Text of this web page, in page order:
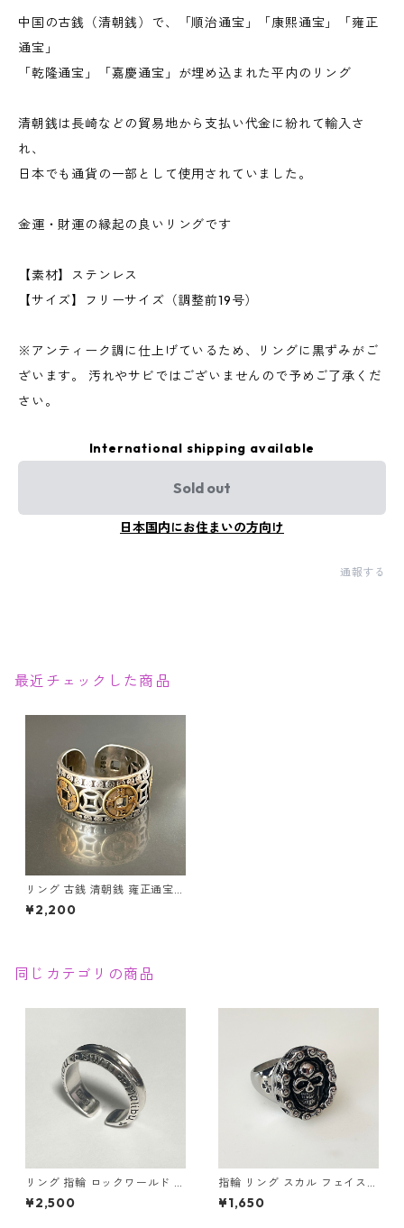
中国の古銭（清朝銭）で、「順治通宝」「康熙通宝」「雍正
通宝」
「乾隆通宝」「嘉慶通宝」が埋め込まれた平内のリング
清朝銭は長崎などの貿易地から支払い代金に紛れて輸入さ
れ、
日本でも通貨の一部として使用されていました。
金運・財運の縁起の良いリングです
【素材】ステンレス
【サイズ】フリーサイズ（調整前19号）
※アンティーク調に仕上げているため、リングに黒ずみがご
ざいます。 汚れやサビではございませんので予めご了承くだ
さい。
International shipping available
Sold out
日本国内にお住まいの方向け
通報する
最近チェックした商品
リング 古銭 清朝銭 雍正通宝
嘉慶通宝 順治通宝 康熙通宝 乾
隆通宝 財運 金運 指輪 平打ち
¥2,200
同じカテゴリの商品
リング 指輪 ロックワールド パ
ンク ロック レタリング 鏡面
ユニセックス
¥2,500
指輪 リング スカル フェイスチ
ェーン ドクロ 髑髏 パンク ロ
ック クロス メンズアクセサリ
¥1,650